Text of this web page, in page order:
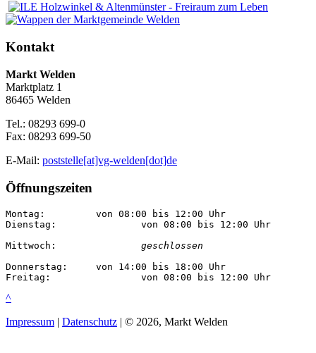
Kontakt
Markt Welden
Marktplatz 1
86465 Welden
Tel.: 08293 699-0
Fax: 08293 699-50
E-Mail: poststelle[at]vg-welden[dot]de
Öffnungszeiten
Montag:		von 08:00 bis 12:00 Uhr
Dienstag:		von 08:00 bis 12:00 Uhr
geschlossen
Donnerstag:	von 14:00 bis 18:00 Uhr
Freitag:		von 08:00 bis 12:00 Uhr
^
Impressum | Datenschutz | © 2026, Markt Welden